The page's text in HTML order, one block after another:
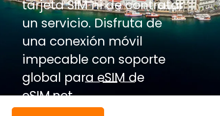
tarjeta SIM ni de contratar
un servicio. Disfruta de
una conexión móvil
impecable con soporte
global para eSIM de
eSIM.net.